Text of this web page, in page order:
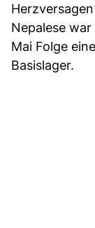
Nepalese
Mai Folge
Basislager.